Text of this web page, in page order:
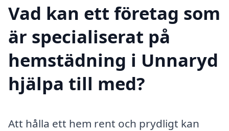
Vad kan ett företag som
är specialiserat på
hemstädning i Unnaryd
hjälpa till med?
Att hålla ett hem rent och prydligt kan